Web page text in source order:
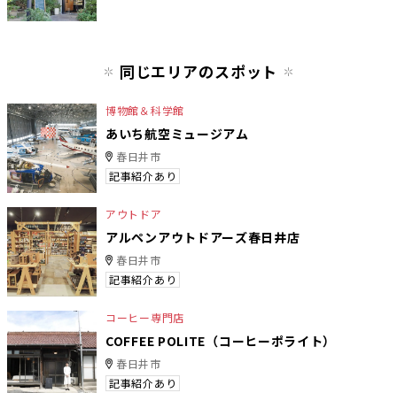
同じエリアのスポット
博物館＆科学館
あいち航空ミュージアム
春日井市
記事紹介あり
アウトドア
アルペンアウトドアーズ春日井店
春日井市
記事紹介あり
コーヒー専門店
COFFEE POLITE（コーヒーポライト）
春日井市
記事紹介あり